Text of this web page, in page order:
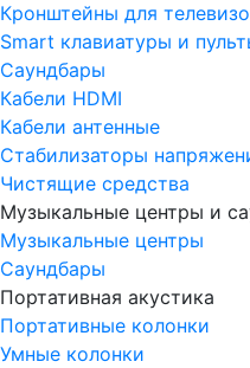
Кронштейны для
Smart клавиатуры и
Саундбары
Кабели HDMI
Кабели антенные
Стабилизаторы
Чистящие средства
Музыкальные центры и
Музыкальные центры
Саундбары
Портативная акустика
Портативные колонки
Умные колонки